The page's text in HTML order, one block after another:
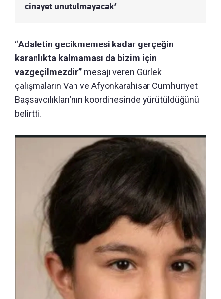
cinayet unutulmayacak’
“Adaletin gecikmemesi kadar gerçeğin
karanlıkta kalmaması da bizim için
vazgeçilmezdir” mesajı veren Gürlek
çalışmaların Van ve Afyonkarahisar Cumhuriyet
Başsavcılıkları’nın koordinesinde yürütüldüğünü
belirtti.